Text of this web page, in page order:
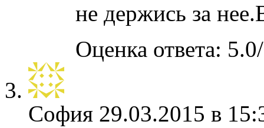
не держись за
Оценка ответа: 5.0/
София 29.03.2015 в